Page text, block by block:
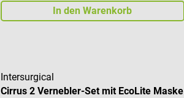
In den Warenkorb
Intersurgical
Cirrus 2 Vernebler-Set mit EcoLite Maske